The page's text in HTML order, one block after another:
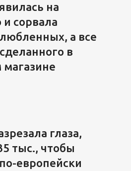
на
сорвала
а все
в
глаза,
тыс., чтобы
европейски